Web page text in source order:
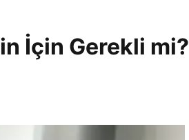
İçin Gerekli mi?